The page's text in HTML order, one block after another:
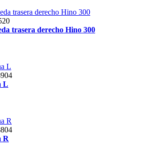
trasera derecho Hino 300
L
R